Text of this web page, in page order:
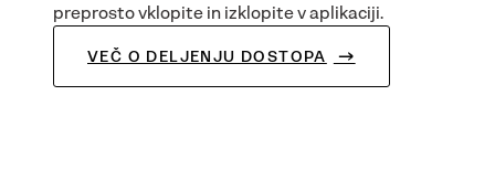
preprosto vklopite in izklopite v aplikaciji.
VEČ O DELJENJU DOSTOPA